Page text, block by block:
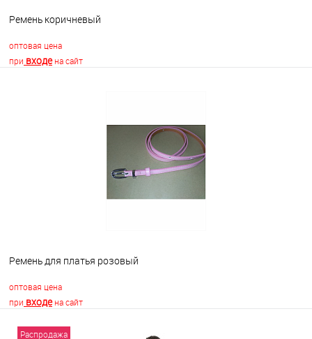
Ремень коричневый
оптовая цена
при входена сайт
Недоступно
Ремень для платья розовый
оптовая цена
при входена сайт
Распродажа